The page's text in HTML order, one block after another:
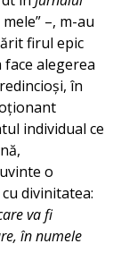
–, m-au
firul epic
alegerea
în
individual ce
o
divinitatea:
va fi
în numele